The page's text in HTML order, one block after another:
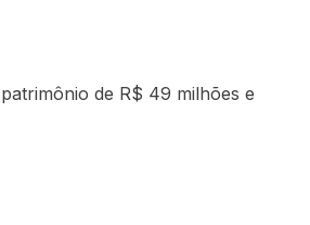
de R$ 49 milhões e